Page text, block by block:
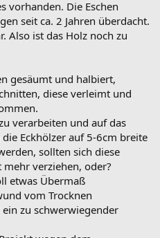
vorhanden. Die Eschen
seit ca. 2 Jahren überdacht.
Also ist das Holz noch zu
gesäumt und halbiert,
diese verleimt und
verarbeiten und auf das
Eckhölzer auf 5-6cm breite
sollten sich diese
verziehen, oder?
etwas Übermaß
vom Trocknen
zu schwerwiegender